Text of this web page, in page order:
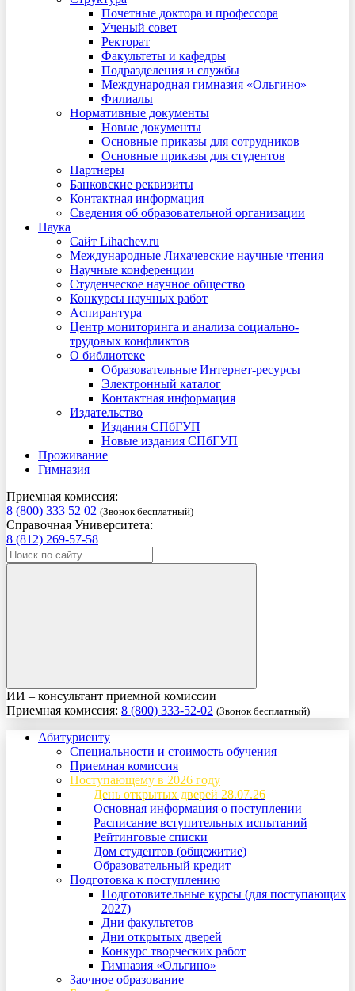
Почетные доктора и профессора
Ученый совет
Ректорат
Факультеты и кафедры
Подразделения и службы
Международная гимназия «Ольгино»
Филиалы
Нормативные документы
Новые документы
Основные приказы для сотрудников
Основные приказы для студентов
Партнеры
Банковские реквизиты
Контактная информация
Сведения об образовательной организации
Наука
Сайт Lihachev.ru
Международные Лихачевские научные чтения
Научные конференции
Студенческое научное общество
Конкурсы научных работ
Аспирантура
Центр мониторинга и анализа социально-
трудовых конфликтов
О библиотеке
Образовательные Интернет-ресурсы
Электронный каталог
Контактная информация
Издательство
Издания СПбГУП
Новые издания СПбГУП
Проживание
Гимназия
Приемная комиссия:
8 (800) 333 52 02 (Звонок бесплатный)
Справочная Университета:
8 (812) 269-57-58
ИИ – консультант приемной комиссии
Приемная комиссия: 8 (800) 333-52-02 (Звонок бесплатный)
Абитуриенту
Специальности и стоимость обучения
Приемная комиссия
Поступающему в 2026 году
День открытых дверей 28.07.26
Основная информация о поступлении
Расписание вступительных испытаний
Рейтинговые списки
Дом студентов (общежитие)
Образовательный кредит
Подготовка к поступлению
Подготовительные курсы (для поступающих
2027)
Дни факультетов
Дни открытых дверей
Конкурс творческих работ
Гимназия «Ольгино»
Заочное образование